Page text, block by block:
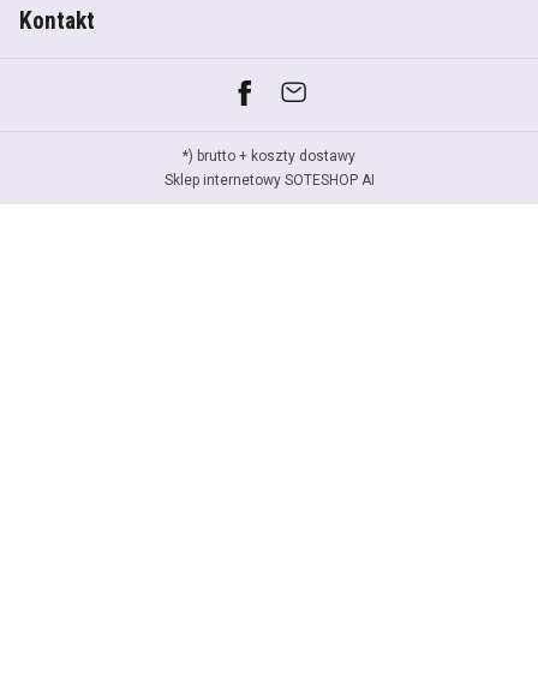
Kontakt
*) brutto + koszty dostawy
Sklep internetowy SOTESHOP AI